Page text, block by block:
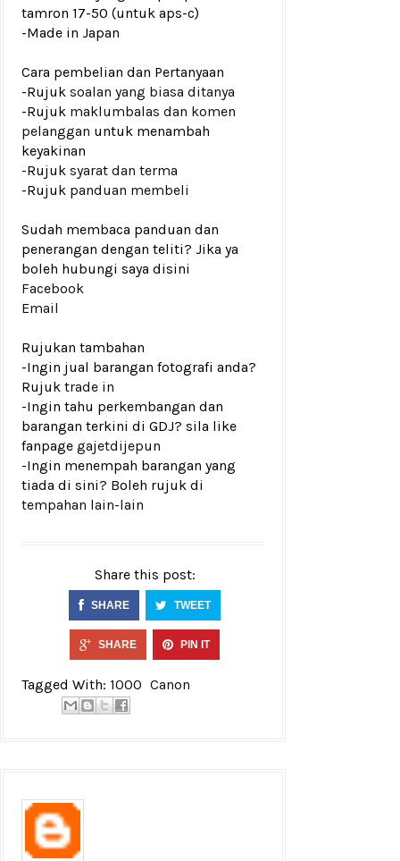
tamron 17-50 (untuk aps-c)
-Made in Japan
Cara pembelian dan Pertanyaan
-Rujuk soalan yang biasa ditanya
-Rujuk maklumbalas dan komen
pelanggan untuk menambah
keyakinan
-Rujuk syarat dan terma
-Rujuk panduan membeli
Sudah membaca panduan dan
penerangan dengan teliti? Jika ya
boleh hubungi saya disini
Facebook
Email
Rujukan tambahan
-Ingin jual barangan fotografi anda?
Rujuk trade in
-Ingin tahu perkembangan dan
barangan terkini di GDJ? sila like
fanpage gajetdijepun
-Ingin menempah barangan yang
tiada di sini? Boleh rujuk di
tempahan lain-lain
Share this post:
SHARE TWEET
SHARE PIN IT
Tagged With: 1000 Canon